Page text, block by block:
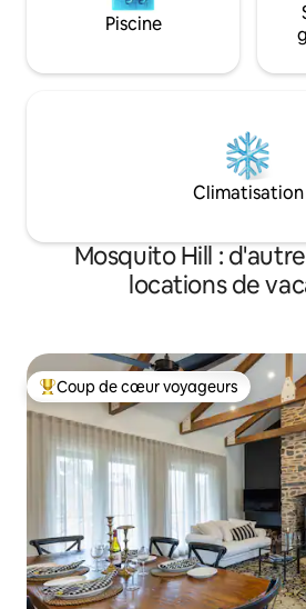
Piscine
Climatisation
Mosquito Hill :
locations de
Coups de cœur voyageurs les plus
Coup de cœur voyageurs